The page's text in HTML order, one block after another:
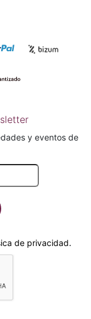
y eventos de
de privacidad.